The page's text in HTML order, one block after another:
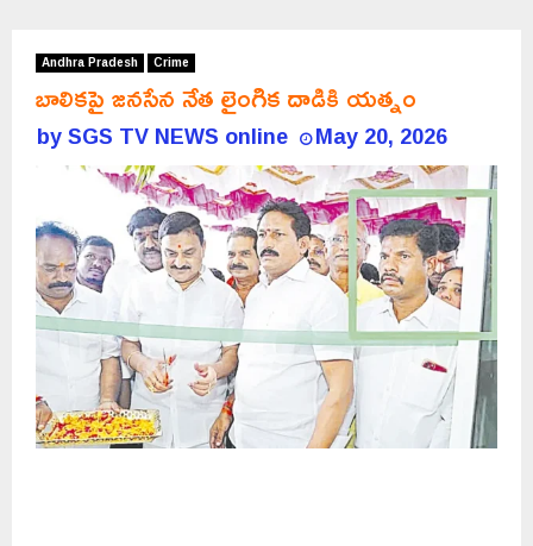
Andhra Pradesh Crime
బాలికపై జనసేన నేత లైంగిక దాడికి యత్నం
bySGS TV NEWS online May 20, 2026